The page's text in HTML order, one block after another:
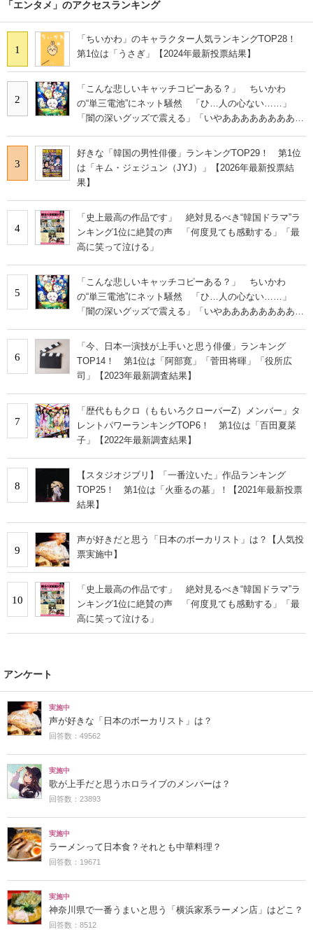
「エンタメ」のアクセスランキング
1
「ちいかわ」のキャラクター人気ランキングTOP28！
第1位は「うさぎ」【2024年最新投票結果】
2
「こんな悲しいキャッチコピーある？」 ちいかわ
の“単三電池”にネット騒然 「ひ…人の心ない……」
「闇の深いグッズで震える」「いやあああああああああ
3
好きな「韓国の男性俳優」ランキングTOP29！ 第1位
は「キム・ジェジュン（JYJ）」【2026年最新投票結
果】
4
「史上最高の作品です」 絶対見るべき“韓国ドラマ”ラ
ンキング1位に絶賛の声 「何度見ても感動する」「最
高に笑って泣ける」
5
「こんな悲しいキャッチコピーある？」 ちいかわ
の“単三電池”にネット騒然 「ひ…人の心ない……」
「闇の深いグッズで震える」「いやあああああああああ
6
「今、日本一演技が上手いと思う俳優」ランキング
TOP14！ 第1位は「阿部寛」「菅田将暉」「役所広
司」【2023年最新調査結果】
7
「歴代ももクロ（ももいろクローバーZ）メンバー」タ
レントパワーランキングTOP6！ 第1位は「百田夏菜
子」【2022年最新調査結果】
8
【スタジオジブリ】「一番泣いた」作品ランキング
TOP25！ 第1位は「火垂るの墓」！【2021年最新投票
結果】
9
声が好きだと思う「日本のボーカリスト」は？【人気投
票実施中】
10
「史上最高の作品です」 絶対見るべき“韓国ドラマ”ラ
ンキング1位に絶賛の声 「何度見ても感動する」「最
高に笑って泣ける」
アンケート
実施中
声が好きな「日本のボーカリスト」は？
回答数：49562
実施中
歌が上手だと思うホロライブのメンバーは？
回答数：23893
実施中
ラーメンって日本食？それとも中華料理？
回答数：19671
実施中
神奈川県で一番うまいと思う「横浜家系ラーメン店」はどこ？
回答数：8512